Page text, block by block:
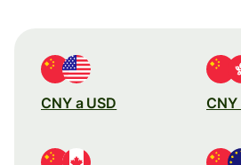
CNY a USD CNY